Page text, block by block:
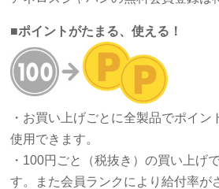
■ポイントがたまる、使える！
・お買い上げごとに全製品でポイ
使用できます。
・100円ごと（税抜き）の買い上げ
す。また会員ランクにより給付率が